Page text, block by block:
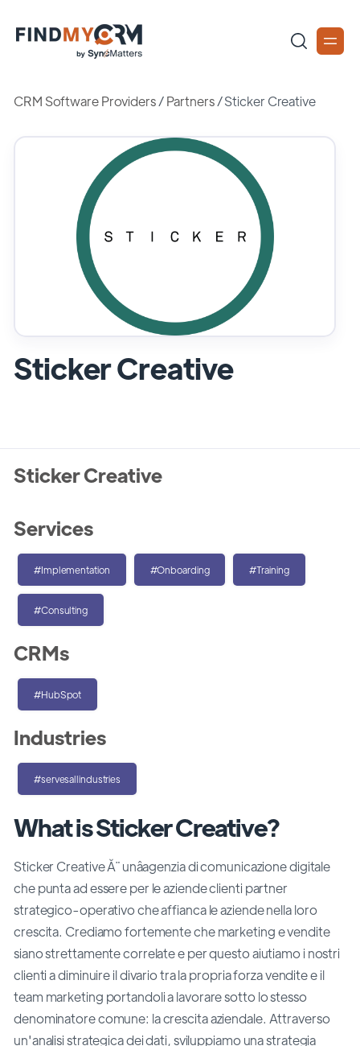
CRM Software Providers/Partners /Sticker Creative
Sticker Creative
What is Sticker Creative?
Sticker Creative Ă¨ unâagenzia di comunicazione digitale
che punta ad essere per le aziende clienti partner
strategico-operativo che affianca le aziende nella loro
crescita. Crediamo fortemente che marketing e vendite
siano strettamente correlate e per questo aiutiamo i nostri
clienti a diminuire il divario tra la propria forza vendite e il
team marketing portandoli a lavorare sotto lo stesso
denominatore comune: la crescita aziendale. Attraverso
un'analisi strategica dei dati, sviluppiamo una strategia
Sticker Creative
Services
#Implementation #Onboarding #Training
#Consulting
CRMs
#HubSpot
Industries
#servesallindustries